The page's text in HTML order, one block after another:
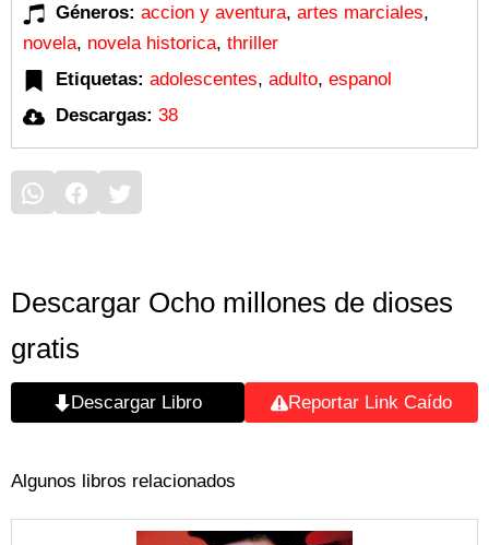
Géneros: accion y aventura, artes marciales,
novela, novela historica, thriller
Etiquetas: adolescentes, adulto, espanol
Descargas: 38
Descargar Ocho millones de dioses
gratis
Descargar Libro Reportar Link Caído
Algunos libros relacionados